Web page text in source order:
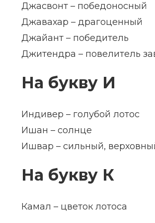
Джасвонт – победоносный
Джавахар – драгоценный
Джайант – победитель
Джитендра – повелитель
На букву И
Индивер – голубой лотос
Ишан – солнце
Ишвар – сильный,
На букву К
Камал – цветок лотоса